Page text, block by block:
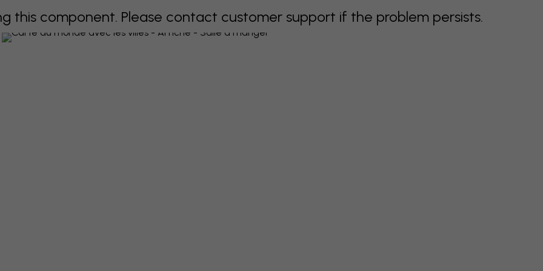
this component. Please contact customer support if the problem persists.